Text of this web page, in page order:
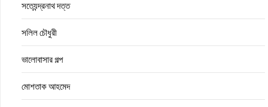
সত্যেন্দ্রনাথ দত্ত
সলিল চৌধুরী
ভালোবাসার গল্প
মোশতাক আহমেদ